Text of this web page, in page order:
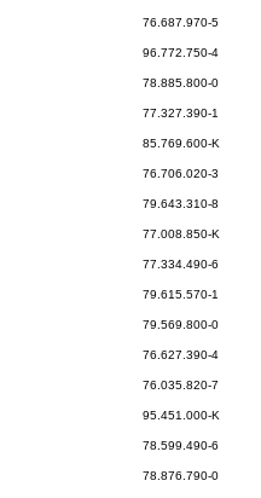
76.687.970-5
96.772.750-4
78.885.800-0
77.327.390-1
85.769.600-K
76.706.020-3
79.643.310-8
77.008.850-K
77.334.490-6
79.615.570-1
79.569.800-0
76.627.390-4
76.035.820-7
95.451.000-K
78.599.490-6
78.876.790-0